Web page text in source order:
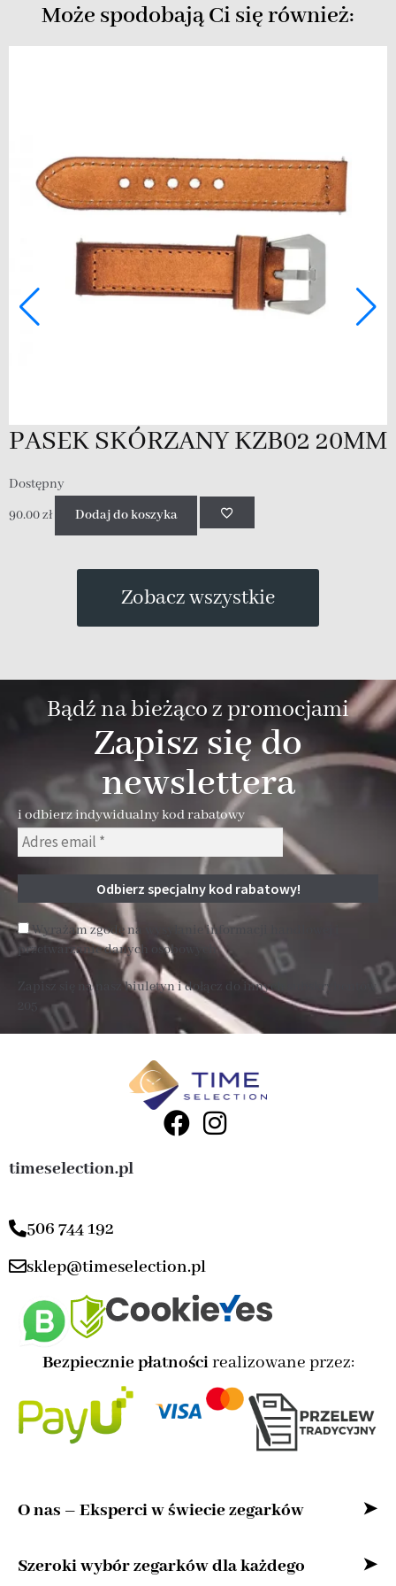
Może spodobają Ci się również:
PASEK SKÓRZANY KZB02 20MM
Dostępny
90.00zł Dodaj do koszyka
Zobacz wszystkie
Bądź na bieżąco z promocjami
Zapisz się do
newslettera
i odbierz indywidualny kod rabatowy
Wyrażam zgodę na wysyłanie informacji handlowej i
przetwarzanie danych osobowych
Zapisz się na nasz biuletyn i dołącz do innych subskrybentów
timeselection.pl
506 744 192
sklep@timeselection.pl
Bezpiecznie płatnościrealizowane przez:
O nas – Eksperci w świecie zegarków
Witaj w naszym sklepie internetowym –
Szeroki wybór zegarków dla każdego